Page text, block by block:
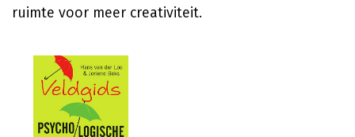
ruimte voor meer creativiteit.